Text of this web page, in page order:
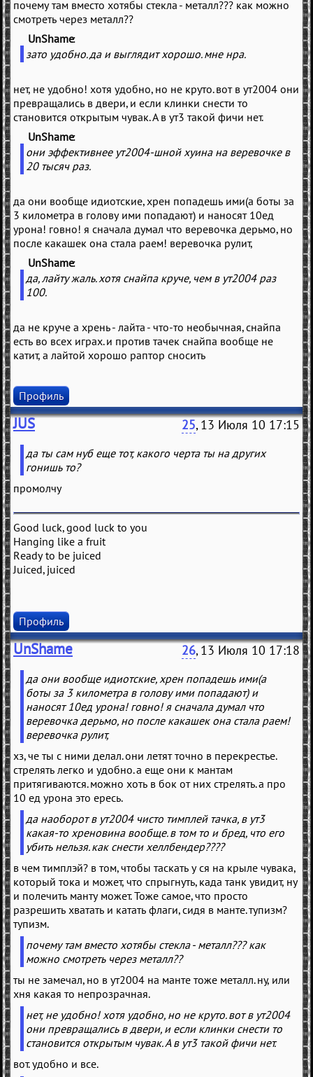
почему там вместо хотябы стекла - металл??? как можно
смотреть через металл??
UnShame
зато удобно. да и выглядит хорошо. мне нра.
нет, не удобно! хотя удобно, но не круто. вот в ут2004 они
превращались в двери, и если клинки снести то
становится открытым чувак. А в ут3 такой фичи нет.
UnShame
они эффективнее ут2004-шной хуина на веревочке в
20 тысяч раз.
да они вообще идиотские, хрен попадешь ими(а боты за
3 километра в голову ими попадают) и наносят 10ед
урона! говно! я сначала думал что веревочка дерьмо, но
после какашек она стала раем! веревочка рулит,
UnShame
да, лайту жаль. хотя снайпа круче, чем в ут2004 раз
100.
да не круче а хрень - лайта - что-то необычная, снайпа
есть во всех играх. и против тачек снайпа вообще не
катит, а лайтой хорошо раптор сносить
Профиль
JUS 25, 13 Июля 10 17:15
да ты сам нуб еще тот, какого черта ты на других
гонишь то?
промолчу
Good luck, good luck to you
Hanging like a fruit
Ready to be juiced
Juiced, juiced
Профиль
UnShame 26, 13 Июля 10 17:18
да они вообще идиотские, хрен попадешь ими(а
боты за 3 километра в голову ими попадают) и
наносят 10ед урона! говно! я сначала думал что
веревочка дерьмо, но после какашек она стала раем!
веревочка рулит,
хз, че ты с ними делал. они летят точно в перекрестье.
стрелять легко и удобно. а еще они к мантам
притягиваются. можно хоть в бок от них стрелять. а про
10 ед урона это ересь.
да наоборот в ут2004 чисто тимплей тачка, в ут3
какая-то хреновина вообще. в том то и бред, что его
убить нельзя. как снести хеллбендер????
в чем тимплэй? в том, чтобы таскать у ся на крыле чувака,
который тока и может, что спрыгнуть, када танк увидит, ну
и полечить манту может. Тоже самое, что просто
разрешить хватать и катать флаги, сидя в манте. тупизм?
тупизм.
почему там вместо хотябы стекла - металл??? как
можно смотреть через металл??
ты не замечал, но в ут2004 на манте тоже металл. ну, или
хня какая то непрозрачная.
нет, не удобно! хотя удобно, но не круто. вот в ут2004
они превращались в двери, и если клинки снести то
становится открытым чувак. А в ут3 такой фичи нет.
вот. удобно и все.